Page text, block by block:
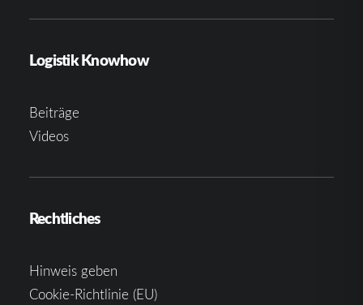
Logistik Knowhow
Beiträge
Videos
Rechtliches
Hinweis geben
Cookie-Richtlinie (EU)